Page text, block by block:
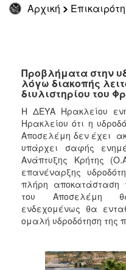
Αρχική
ΕΠΙΣΚΕΠΤΗΣ
ΗΡΑΚΛΕΙΟ
Προβλήματα στην
λόγω διακοπής
διυλιστηρίου του
Η ΔΕΥΑ Ηρακλείου
Ηρακλείου ότι η
Αποσελέμη δεν έχει
υπάρχει σαφής
Ανάπτυξης Κρήτης
επανέναρξης
πλήρη αποκατάσταση
του Αποσελέμη
ενδεχομένως θα
ομαλή υδροδότηση της